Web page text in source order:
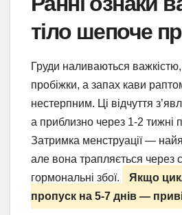
тіло шепоче
Груди наливаються важкістю,
пробіжки, а запах кави
нестерпним. Ці відчуття
а приблизно через 1-2 тижні
Затримка менструації —
але вона трапляється через
гормональні збої.
Якщо
пропуск на 5-7 днів —